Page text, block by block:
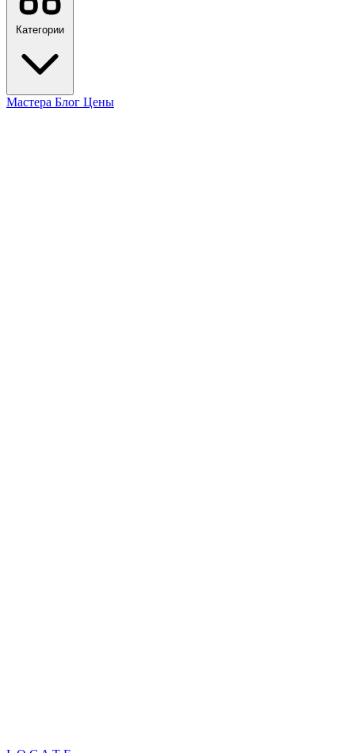
Категории
Мастера Блог Цены